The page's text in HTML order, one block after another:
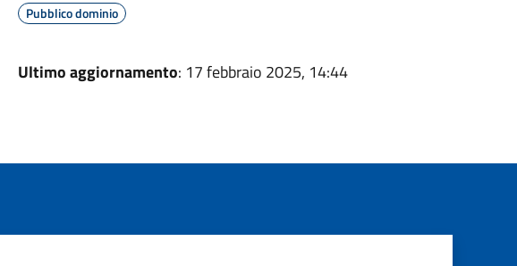
Pubblico dominio
Ultimo aggiornamento: 17 febbraio 2025, 14:44